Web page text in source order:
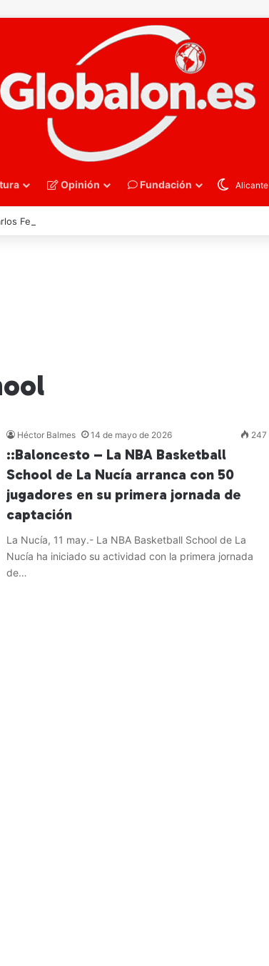
Opinión Fundación Alicante
Ferris. Las montañas no se pierden solo cuando arden
Héctor Balmes 14 de mayo de 2026 247
::Baloncesto – La NBA Basketball
School de La Nucía arranca con 50
jugadores en su primera jornada de
captación
La Nucía, 11 may.- La NBA Basketball School de La
Nucía ha iniciado su actividad con la primera jornada
de…